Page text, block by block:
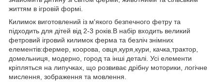
життям в ігровій формі.
Килимок виготовлений із м'якого безпечного фетру та
підходить для дітей від 2-3 років.В набір входить великий
фетровий ігровий килимок ферма та безліч знімних
елементів:фермер, коорова, овця,куря,кури, качка,трактор,
домельниця, модерно, город та інші деталі. Усі елементи
кріпляться на липучках, що розвиває дрібну моторики, логічне
мислення, зображення та мовлення.